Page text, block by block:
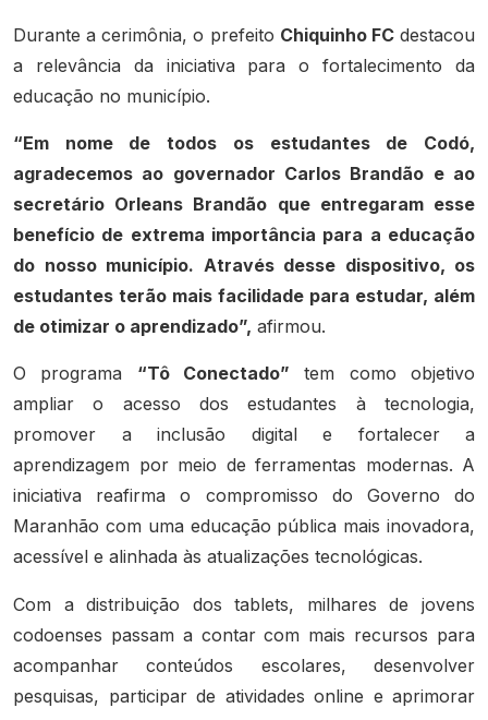
Durante a cerimônia, o prefeito Chiquinho FCdestacou
a relevância da iniciativa para o fortalecimento da
educação no município.
“Em nome de todos os estudantes de Codó,
agradecemos ao governador Carlos Brandão e ao
secretário Orleans Brandão que entregaram esse
benefício de extrema importância para a educação
do nosso município. Através desse dispositivo, os
estudantes terão mais facilidade para estudar, além
de otimizar o aprendizado”, afirmou.
O programa “Tô Conectado” tem como objetivo
ampliar o acesso dos estudantes à tecnologia,
promover a inclusão digital e fortalecer a
aprendizagem por meio de ferramentas modernas. A
iniciativa reafirma o compromisso do Governo do
Maranhão com uma educação pública mais inovadora,
acessível e alinhada às atualizações tecnológicas.
Com a distribuição dos tablets, milhares de jovens
codoenses passam a contar com mais recursos para
acompanhar conteúdos escolares, desenvolver
pesquisas, participar de atividades online e aprimorar